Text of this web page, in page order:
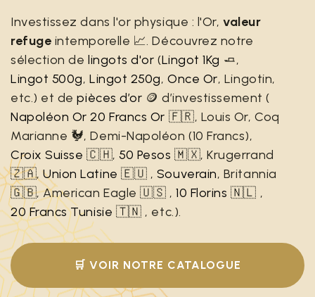
Investissez dans l'or physique : l'Or,valeur
refuge intemporelle 📈. Découvrez notre
sélection delingots d'or (Lingot 1Kg 🧈,
Lingot 500g,Lingot 250g,Once Or, Lingotin,
etc.) et depièces d’or 🪙 d’investissement (
Napoléon Or 20 Francs Or 🇫🇷, Louis Or, Coq
Marianne 🐓, Demi-Napoléon (10 Francs),
Croix Suisse 🇨🇭,50 Pesos 🇲🇽, Krugerrand
🇿🇦,Union Latine 🇪🇺 , Souverain, Britannia
🇬🇧, American Eagle 🇺🇸 , 10 Florins 🇳🇱 ,
20 Francs Tunisie 🇹🇳 , etc.).
🛒 VOIR NOTRE CATALOGUE